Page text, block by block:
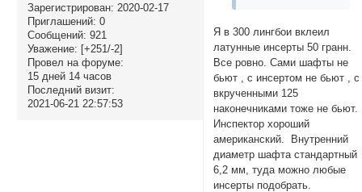
Зарегистрирован: 2020-02-17
Приглашений: 0
Сообщений: 921
Уважение: [+251/-2]
Провел на форуме:
15 дней 14 часов
Последний визит:
2021-06-21 22:57:53
Я в 300 лингбои вклеил
латунные инсерты 50 гранн.
Все ровно. Сами шафты не
бьют , с инсертом не бьют , с
вкрученными 125
наконечниками тоже не бьют.
Инспектор хороший
американский. Внутренний
диаметр шафта стандартный
6,2 мм, туда можно любые
инсерты подобрать.